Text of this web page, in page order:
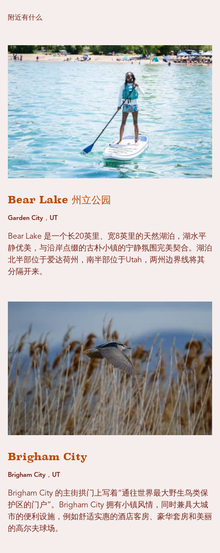
附近有什么
Bear Lake 州立公园
Garden City，UT
Bear Lake 是一个长20英里、宽8英里的天然湖泊，湖水平
静优美，与沿岸点缀的古朴小镇的宁静氛围完美契合。湖泊
北半部位于爱达荷州，南半部位于Utah，两州边界线将其
分隔开来。
Brigham City
Brigham City，UT
Brigham City 的主街拱门上写着“通往世界最大野生鸟类保
护区的门户”。Brigham City 拥有小镇风情，同时兼具大城
市的便利设施，例如舒适实惠的酒店客房、豪华套房和美丽
的高尔夫球场。